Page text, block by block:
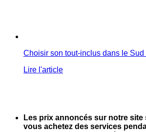
Choisir son tout-inclus dans le
Lire l'article
Les prix annoncés sur notre site
vous achetez des services